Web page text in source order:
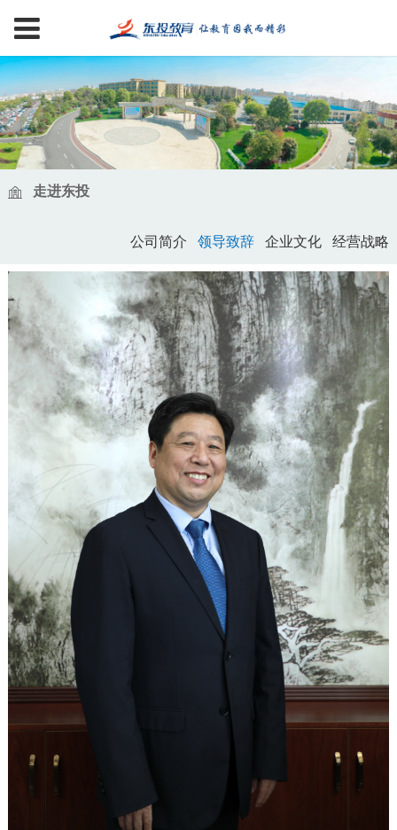
走进东投
公司简介 领导致辞 企业文化 经营战略